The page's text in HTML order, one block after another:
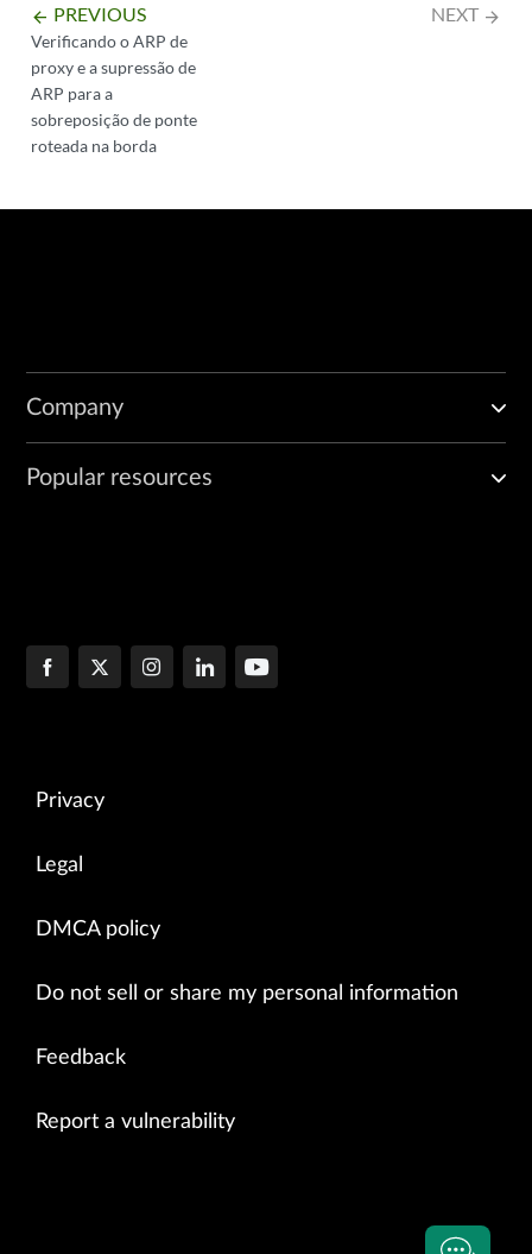
arrow_backward PREVIOUS
Verificando o ARP de
proxy e a supressão de
ARP para a
sobreposição de ponte
roteada na borda
NEXT arrow_forward
Company
Popular resources
Privacy
Legal
DMCA policy
Do not sell or share my personal information
Feedback
Report a vulnerability